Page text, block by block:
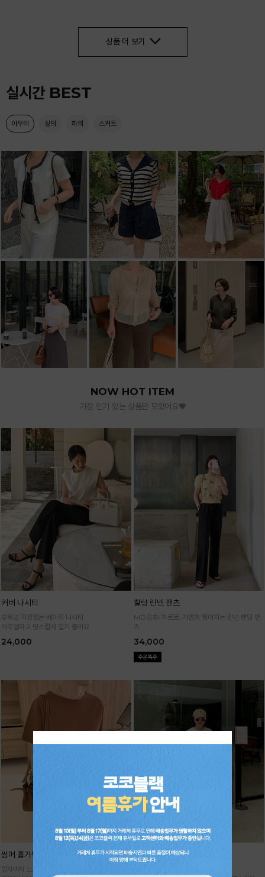
상품 더 보기
실시간 BEST
아우터 상의 하의 스커트
NOW HOT ITEM
가장 인기 있는 상품만 모았어요♥
커버 나시티
부유방 걱정없는 베이직 나시티
캐주얼하고 멋스럽게 입기 좋아요
24,000
찰랑 린넨 팬츠
MD강추! 차르르-가볍게 떨어지는 린넨 밴딩 팬
츠
34,000
썸머 홀가먼트 니트
입자마자 느껴지는 고급스러움,
기획 썸머 하렘 팬츠